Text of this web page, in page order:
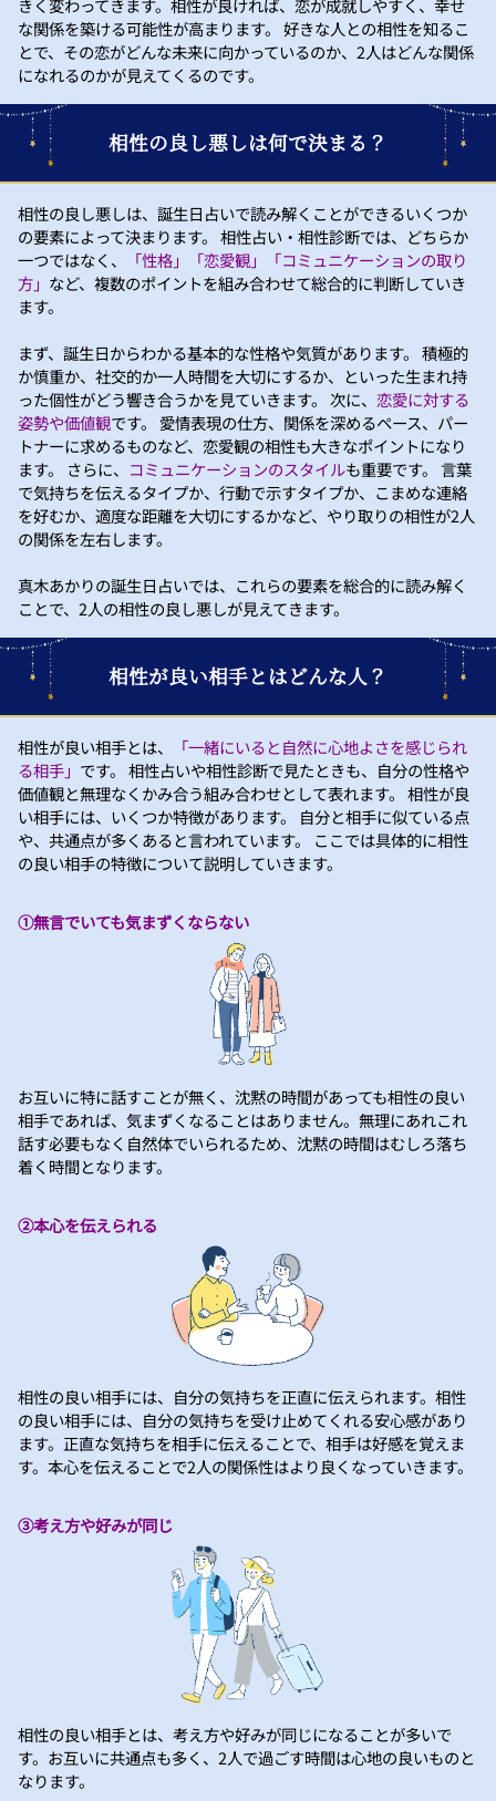
な関係を築ける可能性が高まります。 好きな人との相性を知るこ
とで、その恋がどんな未来に向かっているのか、2人はどんな関係
になれるのかが見えてくるのです。
相性の良し悪しは何で決まる？
相性の良し悪しは、誕生日占いで読み解くことができるいくつか
の要素によって決まります。 相性占い・相性診断では、どちらか
一つではなく、
「性格」「恋愛観」「コミュニケーションの取り
方」 など、複数のポイントを組み合わせて総合的に判断していき
ます。
まず、誕生日からわかる基本的な性格や気質があります。 積極的
か慎重か、社交的か一人時間を大切にするか、といった生まれ持
った個性がどう響き合うかを見ていきます。 次に、 恋愛に対する
姿勢や価値観です。 愛情表現の仕方、関係を深めるペース、パー
トナーに求めるものなど、恋愛観の相性も大きなポイントになり
ます。 さらに、 コミュニケーションのスタイルも重要です。 言葉
で気持ちを伝えるタイプか、行動で示すタイプか、こまめな連絡
を好むか、適度な距離を大切にするかなど、やり取りの相性が2人
の関係を左右します。
真木あかりの誕生日占いでは、これらの要素を総合的に読み解く
ことで、2人の相性の良し悪しが見えてきます。
相性が良い相手とはどんな人？
相性が良い相手とは、
「一緒にいると自然に心地よさを感じられ
る相手」 です。 相性占いや相性診断で見たときも、自分の性格や
価値観と無理なくかみ合う組み合わせとして表れます。 相性が良
い相手には、いくつか特徴があります。 自分と相手に似ている点
や、共通点が多くあると言われています。 ここでは具体的に相性
の良い相手の特徴について説明していきます。
①無言でいても気まずくならない
お互いに特に話すことが無く、沈黙の時間があっても相性の良い
相手であれば、気まずくなることはありません。無理にあれこれ
話す必要もなく自然体でいられるため、沈黙の時間はむしろ落ち
着く時間となります。
②本心を伝えられる
相性の良い相手には、自分の気持ちを正直に伝えられます。相性
の良い相手には、自分の気持ちを受け止めてくれる安心感があり
ます。正直な気持ちを相手に伝えることで、相手は好感を覚えま
す。本心を伝えることで2人の関係性はより良くなっていきます。
③考え方や好みが同じ
相性の良い相手とは、考え方や好みが同じになることが多いで
す。お互いに共通点も多く、2人で過ごす時間は心地の良いものと
なります。